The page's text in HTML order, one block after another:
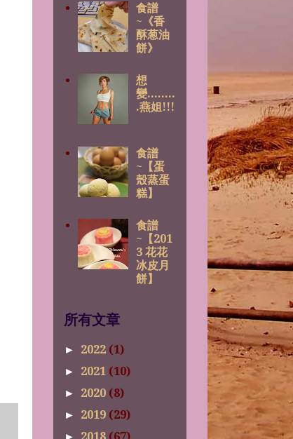
食譜
~《香
酥葱油
餅》
想
變........
.燕姐!!!
食譜
~【蛋
殼蒸蛋
糕】
食譜
~【201
3 花花
冰皮月
餅】
所有文章
► 2022 (1)
► 2021 (10)
► 2020 (8)
► 2019 (29)